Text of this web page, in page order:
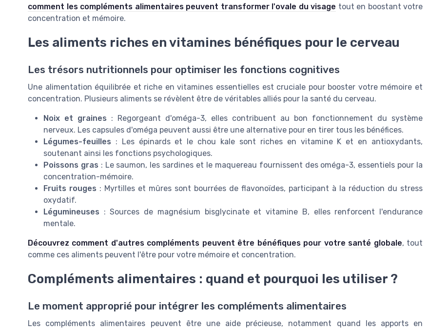
comment les compléments alimentaires peuvent transformer l'ovale du visage tout en boostant votre
concentration et mémoire.
Les aliments riches en vitamines bénéfiques pour le cerveau
Les trésors nutritionnels pour optimiser les fonctions cognitives
Une alimentation équilibrée et riche en vitamines essentielles est cruciale pour booster votre mémoire et
concentration. Plusieurs aliments se révèlent être de véritables alliés pour la santé du cerveau.
Noix et graines : Regorgeant d'oméga-3, elles contribuent au bon fonctionnement du système
nerveux. Les capsules d'oméga peuvent aussi être une alternative pour en tirer tous les bénéfices.
Légumes-feuilles : Les épinards et le chou kale sont riches en vitamine K et en antioxydants,
soutenant ainsi les fonctions psychologiques.
Poissons gras : Le saumon, les sardines et le maquereau fournissent des oméga-3, essentiels pour la
concentration-mémoire.
Fruits rouges : Myrtilles et mûres sont bourrées de flavonoïdes, participant à la réduction du stress
oxydatif.
Légumineuses : Sources de magnésium bisglycinate et vitamine B, elles renforcent l'endurance
mentale.
Découvrez comment d'autres compléments peuvent être bénéfiques pour votre santé globale, tout
comme ces aliments peuvent l'être pour votre mémoire et concentration.
Compléments alimentaires : quand et pourquoi les utiliser ?
Le moment approprié pour intégrer les compléments alimentaires
Les compléments alimentaires peuvent être une aide précieuse, notamment quand les apports en